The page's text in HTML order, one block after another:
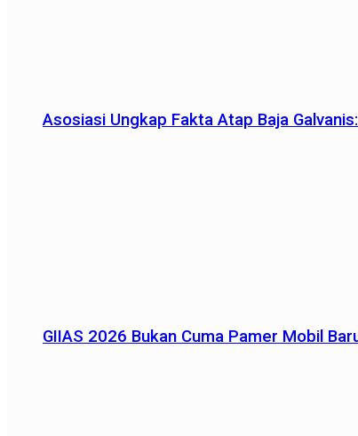
Asosiasi Ungkap Fakta Atap Baja
GIIAS 2026 Bukan Cuma Pamer Mobil